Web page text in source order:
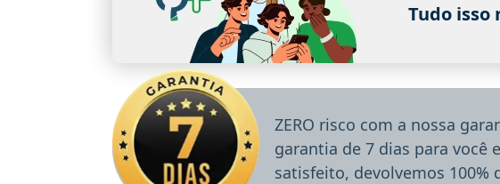
Tudo isso
ZERO risco com a nossa
garantia de 7 dias para você
satisfeito, devolvemos 100%